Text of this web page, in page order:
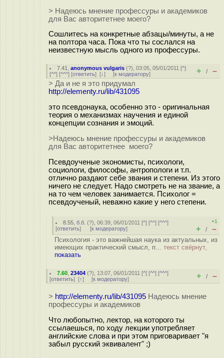
> Надеюсь мнение профессуры и академиков
для Вас авторитетнее моего?
Сошлитесь на конкретные абзацы/минуты, а не
на полтора часа. Пока что ты сослался на
неизвестную мысль одного из профессуры.
7.41 ,anonymous vulgaris (?), 03:05, 05/01/2011 [^]
[^^] [^^^] [ответить] [↓] [к модератору] + / –
> Да и не я это придумал
http://elementy.ru/lib/431095
это псевдонаука, особенно это - оригинальная
теория о механизмах научения и единой
концепции сознания и эмоций.
>Надеюсь мнение профессуры и академиков
для Вас авторитетнее моего?
Псевдоученые экономисты, психологи,
социологи, философы, антропологи и т.п.
отлично раздают себе звания и степени. Из этого
ничего не следует. Надо смотреть не на звание, а
на то чем человек занимается. Психолог =
псевдоученый, неважно какие у него степени.
8.55 ,б.б. (?), 06:39, 06/01/2011 [^] [^^] [^^^]
[ответить] [к модератору]
+1
+ / –
Психология - это важнейшая наука из актуальных, из
имеющих практический смысл, п... текст свёрнут,
показать
7.60 ,23404 (?), 13:07, 06/01/2011 [^] [^^] [^^^]
[ответить] [↑] [к модератору] + / –
> http://elementy.ru/lib/431095 Надеюсь мнение
профессуры и академиков
Что любопытно, лектор, на которого ты
ссылаешься, по ходу лекции употребляет
английские слова и при этом приговаривает "я
забыл русский эквивалент" ;)